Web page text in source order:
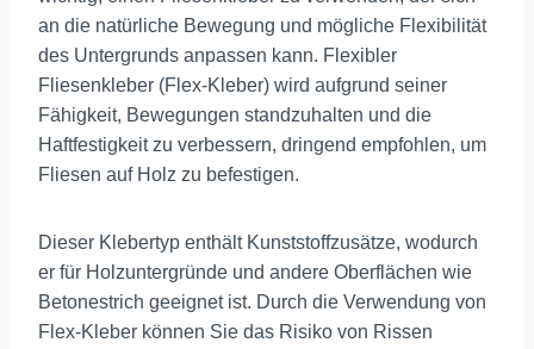
an die natürliche Bewegung und mögliche Flexibilität
des Untergrunds anpassen kann. Flexibler
Fliesenkleber (Flex-Kleber) wird aufgrund seiner
Fähigkeit, Bewegungen standzuhalten und die
Haftfestigkeit zu verbessern, dringend empfohlen, um
Fliesen auf Holz zu befestigen.
Dieser Klebertyp enthält Kunststoffzusätze, wodurch
er für Holzuntergründe und andere Oberflächen wie
Betonestrich geeignet ist. Durch die Verwendung von
Flex-Kleber können Sie das Risiko von Rissen